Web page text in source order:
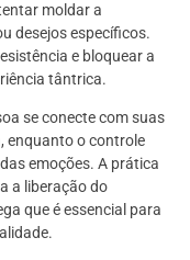
moldar a
desejos específicos.
e bloquear a
tântrica.
se conecte com suas
enquanto o controle
emoções. A prática
a liberação do
que é essencial para